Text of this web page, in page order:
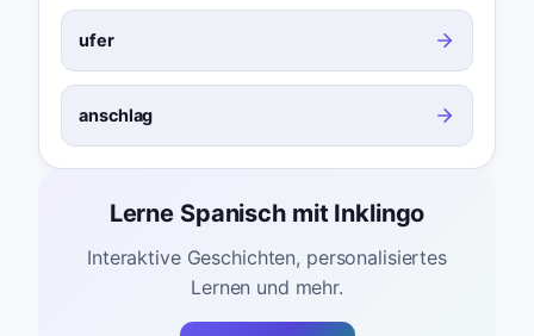
ufer
anschlag
Lerne Spanisch mit Inklingo
Interaktive Geschichten, personalisiertes
Lernen und mehr.